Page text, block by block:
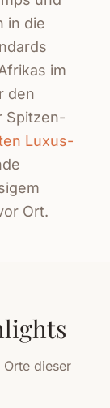
in die
im
den
Spitzen-
Luxus-
Ort.
dieser